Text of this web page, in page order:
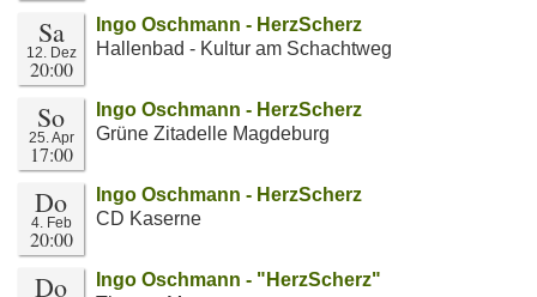
Sa
12. Dez
20:00
Ingo Oschmann - HerzScherz
Hallenbad - Kultur am Schachtweg
So
25. Apr
17:00
Ingo Oschmann - HerzScherz
Grüne Zitadelle Magdeburg
Do
4. Feb
20:00
Ingo Oschmann - HerzScherz
CD Kaserne
Do
Ingo Oschmann - "HerzScherz"